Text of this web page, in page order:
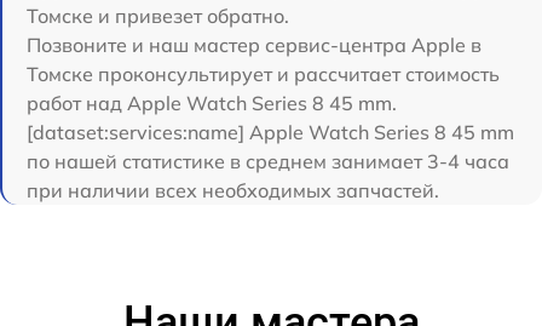
Томске и привезет обратно.
Позвоните и наш мастер сервис-центра Apple в
Томске проконсультирует и рассчитает стоимость
работ над Apple Watch Series 8 45 mm.
[dataset:services:name] Apple Watch Series 8 45 mm
по нашей статистике в среднем занимает 3-4 часа
при наличии всех необходимых запчастей.